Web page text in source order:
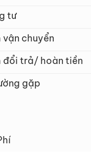
tư
vận chuyển
đổi trả/ hoàn tiền
gặp